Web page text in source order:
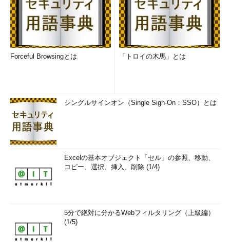
Forceful Browsingとは 「トロイの木馬」とは
シングルサインオン（Single Sign-On：SSO）とは
Excelの基本オブジェクト「セル」の参照、移動、
コピー、選択、挿入、削除 (1/4)
5分で絶対に分かるWebフィルタリング（上級編）
(1/5)